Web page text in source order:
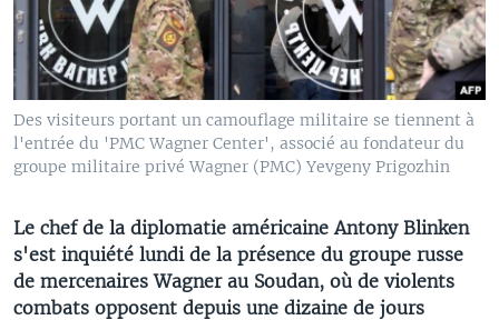
Des visiteurs portant un camouflage militaire se tiennent à
l'entrée du 'PMC Wagner Center', associé au fondateur du
groupe militaire privé Wagner (PMC) Yevgeny Prigozhin
Le chef de la diplomatie américaine Antony Blinken
s'est inquiété lundi de la présence du groupe russe
de mercenaires Wagner au Soudan, où de violents
combats opposent depuis une dizaine de jours